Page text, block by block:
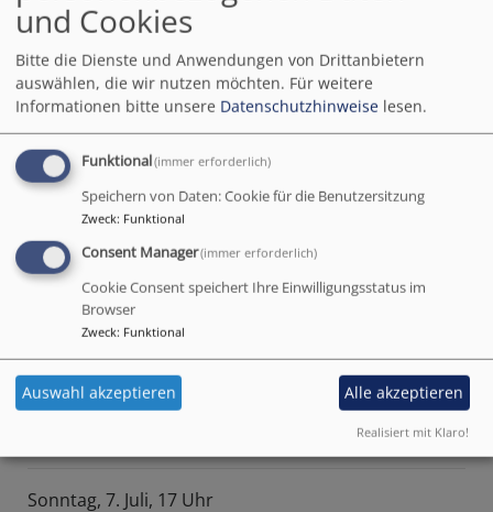
Kantorei St. Bartholomäus
Leitung: Jörg Fuhr
Sonntag, 30. Juni, 19 Uhr
Eintritt: 15 €, ermäßigt 6 €
Stadtpfarrkirche, Betzenstein
Eröffnungskonzert - Terzo Brass
René Bauer und Michael Lindner, Trompete
Karl Hufnagel und Klaus Hammer, Posaune
Sonntag, 7. Juli, 17 Uhr
und Cookies
Bitte die Dienste und Anwendungen von Drittanbietern
auswählen, die wir nutzen möchten. Für weitere
Informationen bitte unsere Datenschutzhinweise lesen.
Funktional(immer erforderlich)
Speichern von Daten: Cookie für die Benutzersitzung
Zweck: Funktional
Consent Manager(immer erforderlich)
Cookie Consent speichert Ihre Einwilligungsstatus im
Browser
Zweck: Funktional
Auswahl akzeptieren Alle akzeptieren
Realisiert mit Klaro!